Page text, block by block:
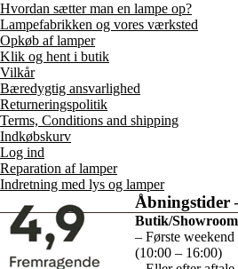
Hvordan sætter man en lampe op?
Lampefabrikken og vores værksted
Opkøb af lamper
Klik og hent i butik
Vilkår
Bæredygtig ansvarlighed
Returneringspolitik
Terms, Conditions and shipping
Indkøbskurv
Log ind
Reparation af lamper
Indretning med lys og lamper
Åbningstider
Butik/
– Første weekend
(10:00 – 16:00)